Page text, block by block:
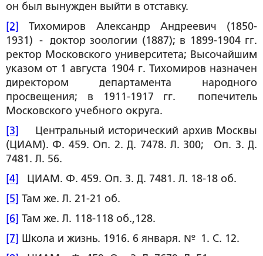
он был вынужден выйти в отставку.
[2]
Тихомиров Александр Андреевич (1850-
1931) - доктор зоологии (1887); в 1899-1904 гг.
ректор Московского университета; Высочайшим
указом от 1 августа 1904 г. Тихомиров назначен
директором департамента народного
просвещения; в 1911-1917 гг. попечитель
Московского учебного округа.
[3]
Центральный исторический архив Москвы
(ЦИАМ). Ф. 459. Оп. 2. Д. 7478. Л. 300; Оп. 3. Д.
7481. Л. 56.
[4]
ЦИАМ. Ф. 459. Оп. 3. Д. 7481. Л. 18-18 об.
[5] Там же. Л. 21-21 об.
[6] Там же. Л. 118-118 об.,128.
[7] Школа и жизнь. 1916. 6 января. № 1. С. 12.